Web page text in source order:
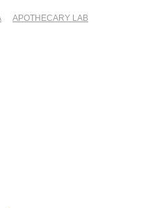
APOTHECARY LAB